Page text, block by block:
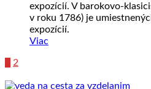
expozícií. V barokovo-
v roku 1786) je
expozícií.
Viac
2